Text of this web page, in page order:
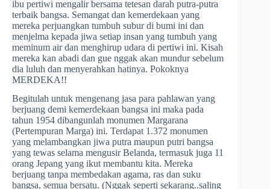
ibu pertiwi mengalir bersama tetesan darah putra-putra
terbaik bangsa. Semangat dan kemerdekaan yang
mereka perjuangkan tumbuh subur di bumi ini dan
menjelma kepada jiwa setiap insan yang tumbuh yang
meminum air dan menghirup udara di pertiwi ini. Kisah
mereka kan abadi dan gue nggak akan mundur sebelum
dia luluh dan menyerahkan hatinya. Pokoknya
MERDEKA!!
Begitulah untuk mengenang jasa para pahlawan yang
berjuang demi kemerdekaan bangsa ini maka pada
tahun 1954 dibangunlah monumen Margarana
(Pertempuran Marga) ini. Terdapat 1.372 monumen
yang melambangkan jiwa putra maupun putri bangsa
yang tewas selama mengusir Belanda, termasuk juga 11
orang Jepang yang ikut membantu kita. Mereka
berjuang tanpa membedakan agama, ras dan suku
bangsa, semua bersatu. (Nggak seperti sekarang..saling